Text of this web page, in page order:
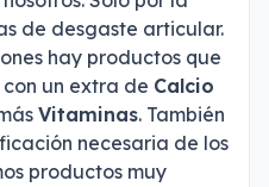
de desgaste articular.
hay productos que
un extra de Calcio
Vitaminas. También
necesaria de los
productos muy